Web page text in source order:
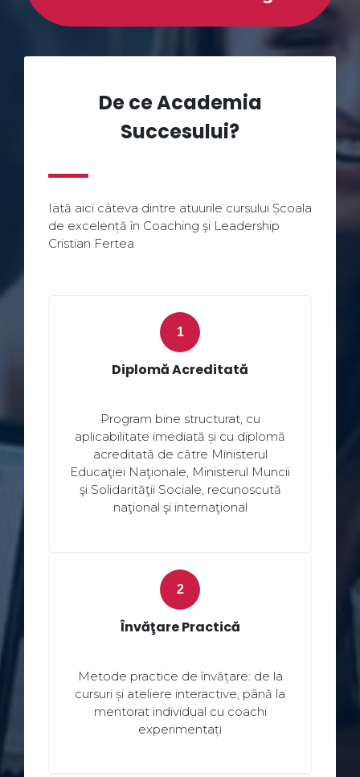
De ce Academia
Succesului?
Iată aici câteva dintre atuurile cursului Școala
de excelență în Coaching şi Leadership
Cristian Fertea
Diplomă Acreditată
Program bine structurat, cu
aplicabilitate imediată și cu diplomă
acreditată de către Ministerul
Educaţiei Naţionale, Ministerul Muncii
şi Solidarităţii Sociale, recunoscută
naţional şi internaţional
Învăţare Practică
Metode practice de învățare: de la
cursuri și ateliere interactive, până la
mentorat individual cu coachi
experimentați